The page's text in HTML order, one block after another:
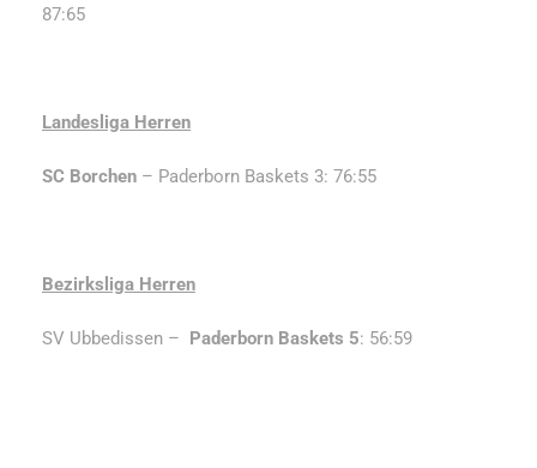
87:65
Landesliga Herren
SC Borchen – Paderborn Baskets 3: 76:55
Bezirksliga Herren
SV Ubbedissen – Paderborn Baskets 5: 56:59